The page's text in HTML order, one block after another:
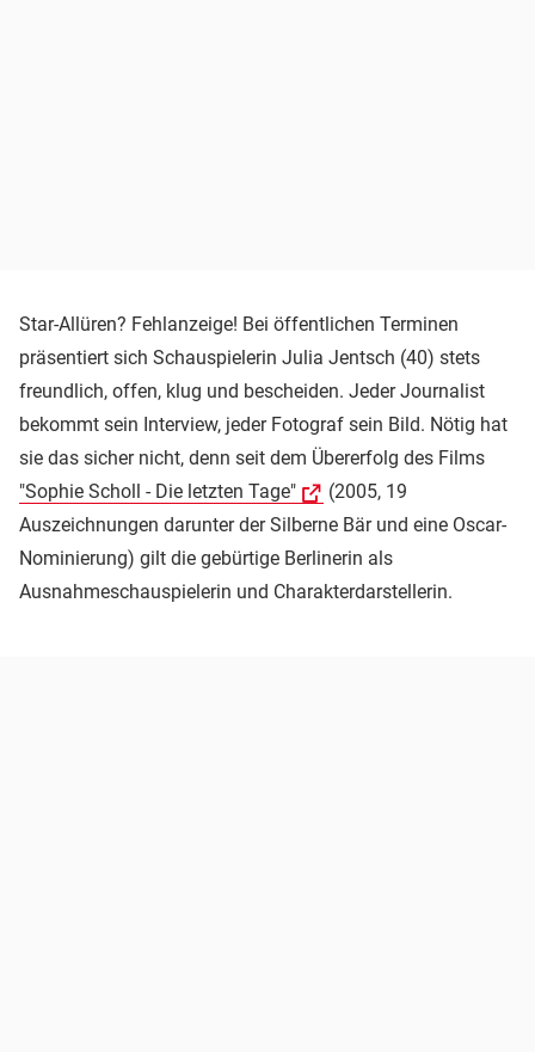
Star-Allüren? Fehlanzeige! Bei öffentlichen Terminen
präsentiert sich Schauspielerin Julia Jentsch (40) stets
freundlich, offen, klug und bescheiden. Jeder Journalist
bekommt sein Interview, jeder Fotograf sein Bild. Nötig hat
sie das sicher nicht, denn seit dem Übererfolg des Films
"Sophie Scholl - Die letzten Tage"
(2005, 19
Auszeichnungen darunter der Silberne Bär und eine Oscar-
Nominierung) gilt die gebürtige Berlinerin als
Ausnahmeschauspielerin und Charakterdarstellerin.